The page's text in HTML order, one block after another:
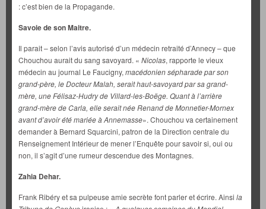
: c’est bien de la Propagande.
Savoie de son Maitre.
Il parait – selon l’avis autorisé d’un médecin retraité d’Annecy – que
Chouchou aurait du sang savoyard. « Nicolas, rapporte le vieux
médecin au journal Le Faucigny, macédonien sépharade par son
grand-père, le Docteur Malah, serait haut-savoyard par sa grand-
mère, une Félisaz-Hudry de Villard-les-Boëge. Quant à l’arrière
grand-mère de Carla, elle serait née Renand de Monnetier-Mornex
avant d’avoir été mariée à Annemasse». Chouchou va certainement
demander à Bernard Squarcini, patron de la Direction centrale du
Renseignement Intérieur de mener l’Enquête pour savoir si, oui ou
non, il s’agit d’une rumeur descendue des Montagnes.
Zahia Dehar.
Frank Ribéry et sa pulpeuse amie secrète font parler et écrire. Ainsi la